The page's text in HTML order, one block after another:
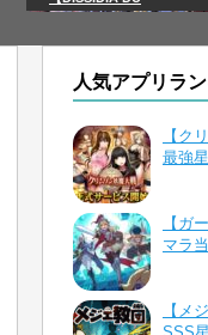
人気アプリラ
【ク
最強
【ガ
マラ
【メ